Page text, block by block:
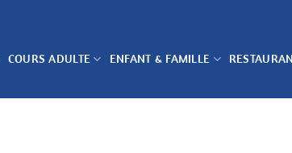
COURS ADULTE ENFANT & FAMILLE